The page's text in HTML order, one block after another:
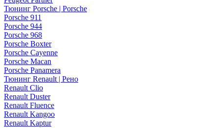
Тюнинг Porsche | Porsche
Porsche 911
Porsche 944
Porsche 968
Porsche Boxter
Porsche Cayenne
Porsche Macan
Porsche Panamera
Тюнинг Renault | Рено
Renault Clio
Renault Duster
Renault Fluence
Renault Kangoo
Renault Kaptur